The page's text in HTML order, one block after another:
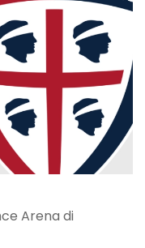
Arena di